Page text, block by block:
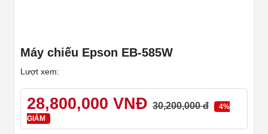
Máy chiếu Epson EB-585W
Lượt xem:
28,800,000 VNĐ 30,200,000 đ
4%
GIẢM